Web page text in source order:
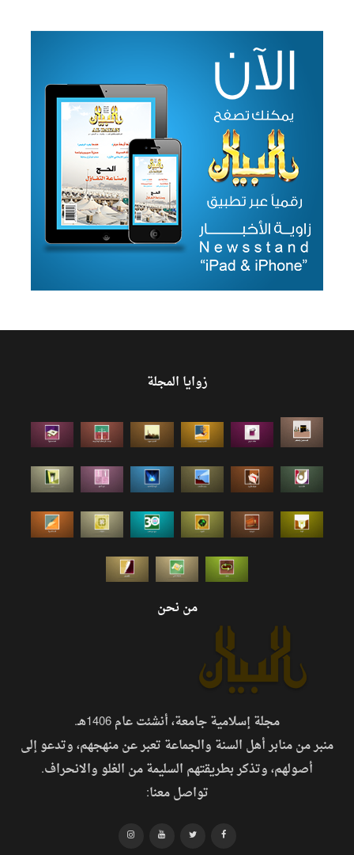
زوايا المجلة
من نحن
مجلة إسلامية جامعة، أنشئت عام 1406هـ.
منبر من منابر أهل السنة والجماعة تعبر عن منهجهم، وتدعو إلى
أصولهم، وتذكر بطريقتهم السليمة من الغلو والانحراف.
تواصل معنا: